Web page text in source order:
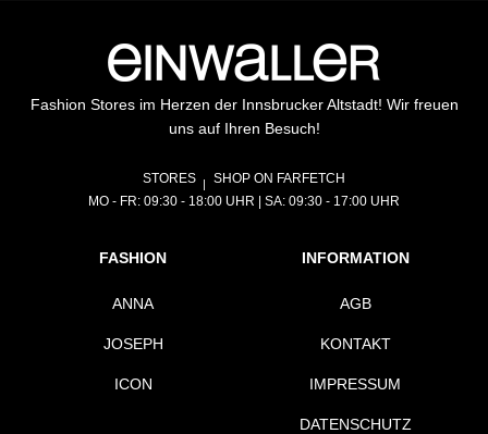
Fashion Stores im Herzen der Innsbrucker Altstadt! Wir freuen
uns auf Ihren Besuch!
STORES
SHOP ON FARFETCH
MO - FR: 09:30 - 18:00 UHR | SA: 09:30 - 17:00 UHR
FASHION
ANNA
JOSEPH
ICON
INFORMATION
AGB
KONTAKT
IMPRESSUM
DATENSCHUTZ